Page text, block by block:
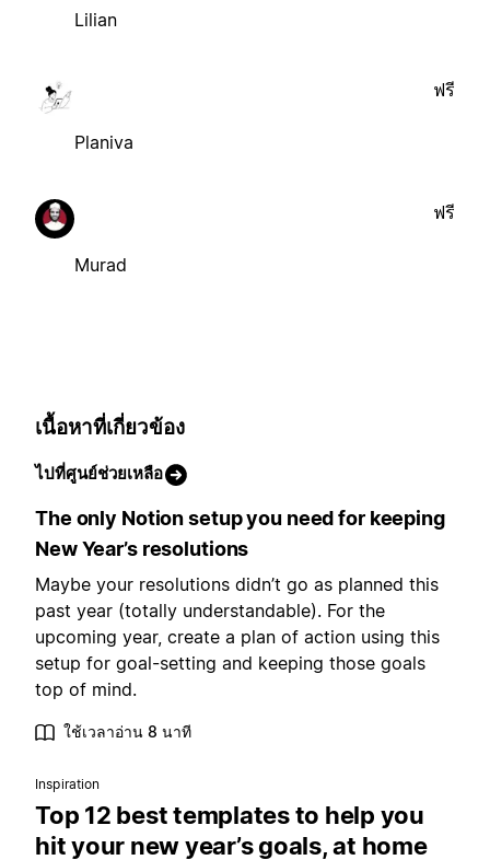
Lilian
Planiva
ฟรี
Murad
ฟรี
เนื้อหาที่เกี่ยวข้อง
ไปที่ศูนย์ช่วยเหลือ
The only Notion setup you need for keeping
New Year’s resolutions
Maybe your resolutions didn’t go as planned this
past year (totally understandable). For the
upcoming year, create a plan of action using this
setup for goal-setting and keeping those goals
top of mind.
ใช้เวลาอ่าน 8 นาที
Inspiration
Top 12 best templates to help you
hit your new year’s goals, at home